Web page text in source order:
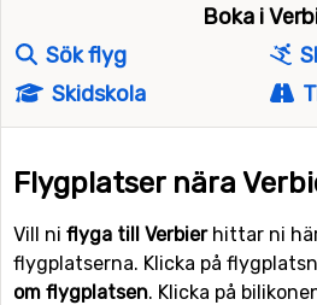
Boka i
Sök flyg
Skidskola
Flygplatser nära
Vill ni flyga till Verbierhittar ni
flygplatserna. Klicka på
om flygplatsen. Klicka på